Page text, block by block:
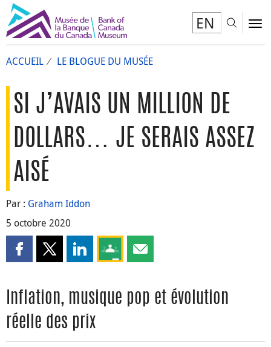
EN
ACCUEIL LE BLOGUE DU MUSÉE
SI J’AVAIS UN MILLION DE
DOLLARS… JE SERAIS ASSEZ
AISÉ
Par : Graham Iddon
5 octobre 2020
Partager cette page sur Facebook
Partager cette page sur X
Partager cette page sur LinkedIn
Partagez cette page sur Google
Partager cette page par
Inflation, musique pop et évolution
réelle des prix